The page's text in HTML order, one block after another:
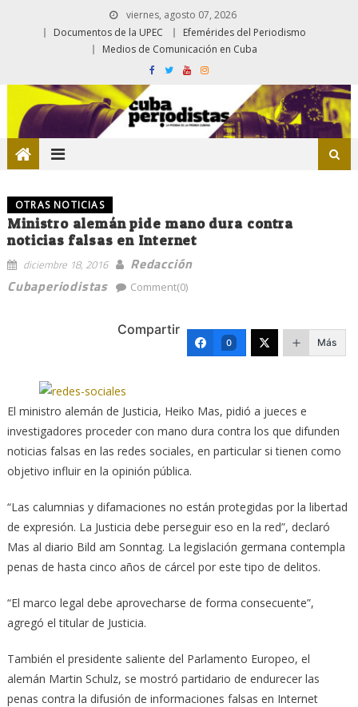
viernes, agosto 07, 2026
Documentos de la UPEC
Efemérides del Periodismo
Medios de Comunicación en Cuba
OTRAS NOTICIAS
Ministro alemán pide mano dura contra
noticias falsas en Internet
diciembre 18, 2016
Redacción
Cubaperiodistas
Comment(0)
Compartir
0 Más
El ministro alemán de Justicia, Heiko Mas, pidió a jueces e
investigadores proceder con mano dura contra los que difunden
noticias falsas en las redes sociales, en particular si tienen como
objetivo influir en la opinión pública.
“Las calumnias y difamaciones no están protegidas por la libertad
de expresión. La Justicia debe perseguir eso en la red”, declaró
Mas al diario Bild am Sonntag. La legislación germana contempla
penas de hasta cinco años de cárcel por este tipo de delitos.
“El marco legal debe aprovecharse de forma consecuente”,
agregó el titular de Justicia.
También el presidente saliente del Parlamento Europeo, el
alemán Martin Schulz, se mostró partidario de endurecer las
penas contra la difusión de informaciones falsas en Internet